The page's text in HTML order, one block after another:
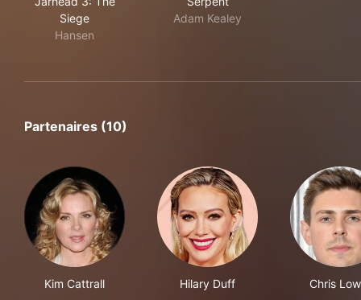
Siege
Hansen
Adam Kealey
Partenaires (10)
Kim Cattrall Hilary Duff Chris